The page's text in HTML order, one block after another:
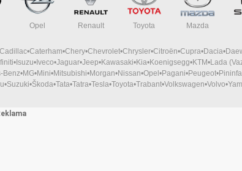
Opel Renault Toyota Mazda
Cadillac Caterham Chery Chevrolet Chrysler Citroën Cupra Dacia
Isuzu Iveco Jaguar Jeep Kawasaki Kia Koenigsegg KTM Lada
Benz MG Mini Mitsubishi Morgan Nissan Opel Pagani Peugeot
Suzuki Škoda Tata Tatra Tesla Toyota Trabant Volkswagen Volvo